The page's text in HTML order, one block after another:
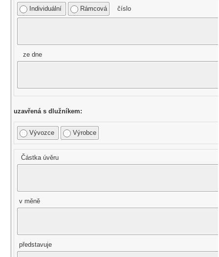
Individuální Rámcová číslo
ze dne
uzavřená s dlužníkem:
Vývozce Výrobce
Částka úvěru
v měně
představuje